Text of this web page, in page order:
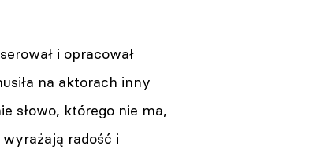
i opracował
na aktorach inny
słowo, którego nie ma,
radość i